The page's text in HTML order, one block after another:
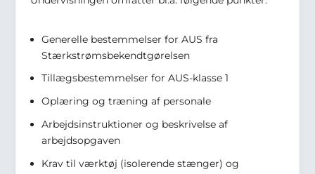
Generelle bestemmelser for AUS fra
Stærkstrømsbekendtgørelsen
Tillægsbestemmelser for AUS-klasse 1
Oplæring og træning af personale
Arbejdsinstruktioner og beskrivelse af
arbejdsopgaven
Krav til værktøj (isolerende stænger) og